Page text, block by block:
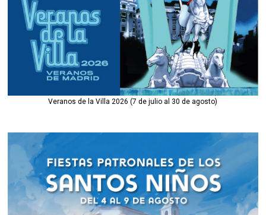
Veranos de la Villa 2026 (7 de julio al 30 de agosto)